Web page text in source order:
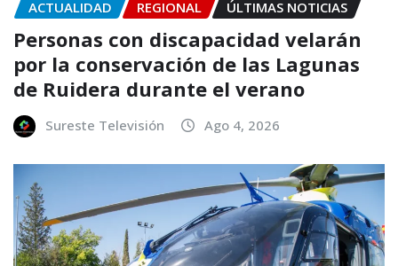
ACTUALIDAD REGIONAL ÚLTIMAS NOTICIAS
Personas con discapacidad velarán
por la conservación de las Lagunas
de Ruidera durante el verano
Sureste Televisión Ago 4, 2026